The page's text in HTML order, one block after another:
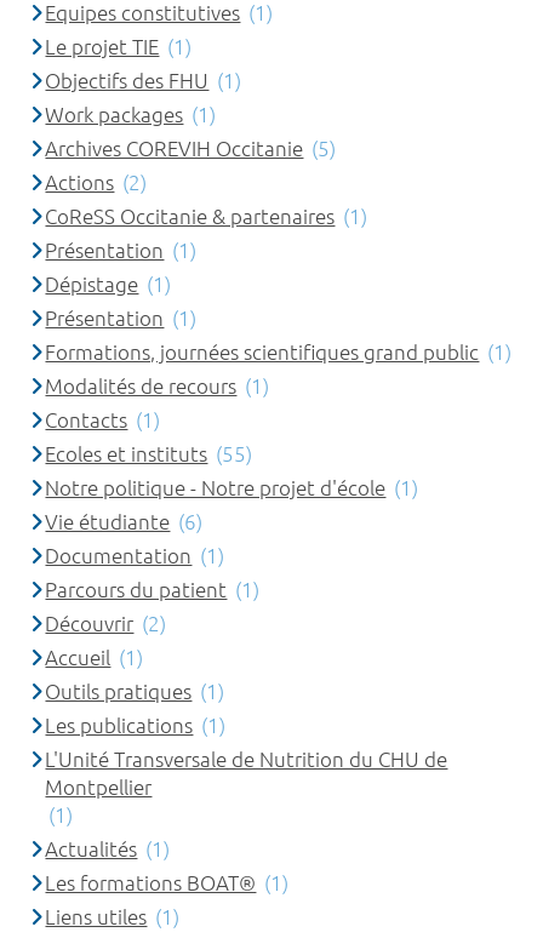
Equipes constitutives (1)
Le projet TIE (1)
Objectifs des FHU (1)
Work packages (1)
Archives COREVIH Occitanie (5)
Actions (2)
CoReSS Occitanie & partenaires (1)
Présentation (1)
Dépistage (1)
Présentation (1)
Formations, journées scientifiques grand public (1)
Modalités de recours (1)
Contacts (1)
Ecoles et instituts (55)
Notre politique - Notre projet d'école (1)
Vie étudiante (6)
Documentation (1)
Parcours du patient (1)
Découvrir (2)
Accueil (1)
Outils pratiques (1)
Les publications (1)
L'Unité Transversale de Nutrition du CHU de
Montpellier
(1)
Actualités (1)
Les formations BOAT® (1)
Liens utiles (1)